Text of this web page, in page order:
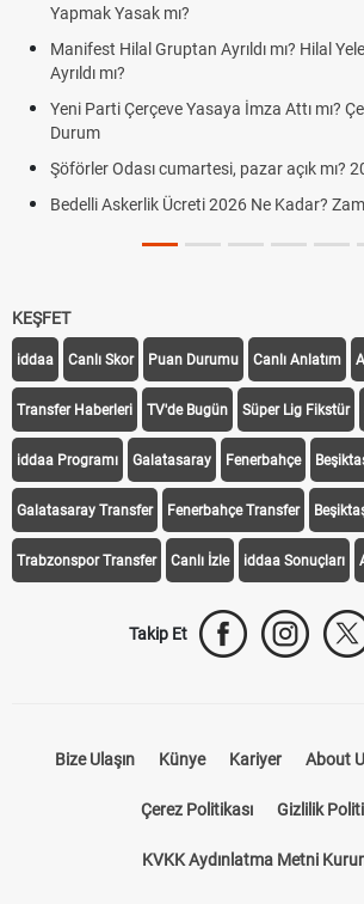
Yapmak Yasak mı?
Manifest Hilal Gruptan Ayrıldı mı? Hilal
Ayrıldı mı?
Yeni Parti Çerçeve Yasaya İmza Attı mı?
Durum
Şöförler Odası cumartesi, pazar açık mı?
Bedelli Askerlik Ücreti 2026 Ne Kadar? Zam
KEŞFET
iddaa Canlı Skor Puan Durumu Canlı Anlatım
Transfer Haberleri TV'de Bugün Süper Lig Fikstür
iddaa Programı Galatasaray Fenerbahçe
Galatasaray Transfer Fenerbahçe Transfer
Trabzonspor Transfer Canlı İzle iddaa Sonuçları
Takip Et
Bize Ulaşın Künye Kariyer About
Çerez Politikası Gizlilik
KVKK Aydınlatma Metni